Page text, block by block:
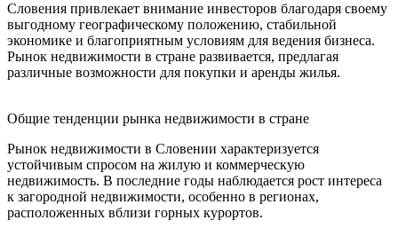
Словения привлекает внимание инвесторов благодаря своему
выгодному географическому положению, стабильной
экономике и благоприятным условиям для ведения бизнеса.
Рынок недвижимости в стране развивается, предлагая
различные возможности для покупки и аренды жилья.
Общие тенденции рынка недвижимости в стране
Рынок недвижимости в Словении характеризуется
устойчивым спросом на жилую и коммерческую
недвижимость. В последние годы наблюдается рост интереса
к загородной недвижимости, особенно в регионах,
расположенных вблизи горных курортов.